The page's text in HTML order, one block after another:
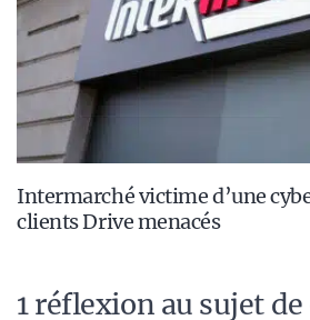
Intermarché victime d’une
clients Drive menacés
1 réflexion au sujet de